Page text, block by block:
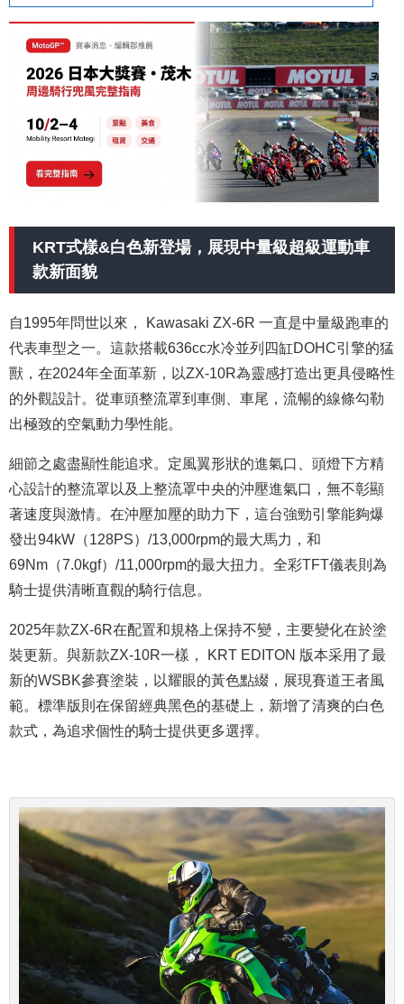
KRT式樣&白色新登場，展現中量級超級運動車
款新面貌
自1995年問世以來， Kawasaki ZX-6R 一直是中量級跑車的
代表車型之一。這款搭載636cc水冷並列四缸DOHC引擎的猛
獸，在2024年全面革新，以ZX-10R為靈感打造出更具侵略性
的外觀設計。從車頭整流罩到車側、車尾，流暢的線條勾勒
出極致的空氣動力學性能。
細節之處盡顯性能追求。定風翼形狀的進氣口、頭燈下方精
心設計的整流罩以及上整流罩中央的沖壓進氣口，無不彰顯
著速度與激情。在沖壓加壓的助力下，這台強勁引擎能夠爆
發出94kW（128PS）/13,000rpm的最大馬力，和
69Nm（7.0kgf）/11,000rpm的最大扭力。全彩TFT儀表則為
騎士提供清晰直觀的騎行信息。
2025年款ZX-6R在配置和規格上保持不變，主要變化在於塗
裝更新。與新款ZX-10R一樣， KRT EDITON 版本采用了最
新的WSBK參賽塗裝，以耀眼的黃色點綴，展現賽道王者風
範。標準版則在保留經典黑色的基礎上，新增了清爽的白色
款式，為追求個性的騎士提供更多選擇。